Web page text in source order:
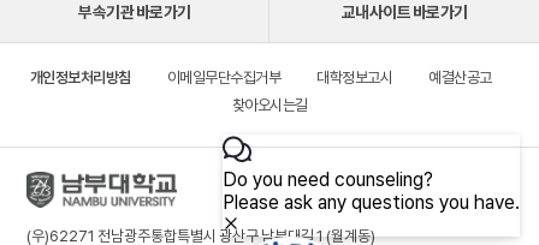
부속기관 바로가기 교내사이트 바로가기
개인정보처리방침 이메일무단수집거부 대학정보고시
예결산공고
찾아오시는길
(우)62271 전남광주통합특별시 광산구 남부대길 1 (월계동)